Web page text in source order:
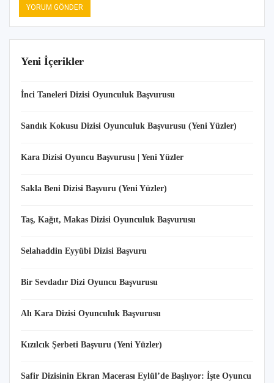
Yeni İçerikler
İnci Taneleri Dizisi Oyunculuk Başvurusu
Sandık Kokusu Dizisi Oyunculuk Başvurusu (Yeni Yüzler)
Kara Dizisi Oyuncu Başvurusu | Yeni Yüzler
Sakla Beni Dizisi Başvuru (Yeni Yüzler)
Taş, Kağıt, Makas Dizisi Oyunculuk Başvurusu
Selahaddin Eyyübi Dizisi Başvuru
Bir Sevdadır Dizi Oyuncu Başvurusu
Alı Kara Dizisi Oyunculuk Başvurusu
Kızılcık Şerbeti Başvuru (Yeni Yüzler)
Safir Dizisinin Ekran Macerası Eylül’de Başlıyor: İşte Oyuncu